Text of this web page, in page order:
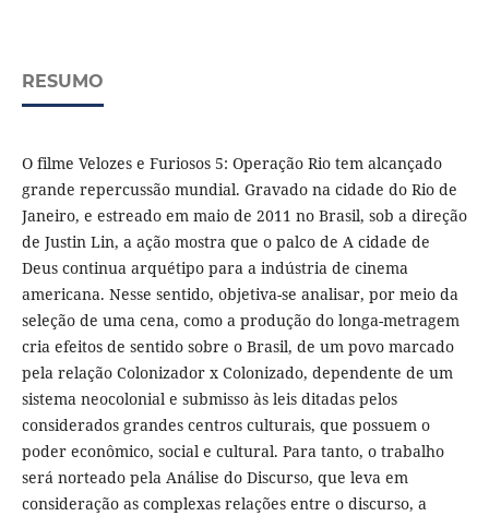
RESUMO
O filme Velozes e Furiosos 5: Operação Rio tem alcançado
grande repercussão mundial. Gravado na cidade do Rio de
Janeiro, e estreado em maio de 2011 no Brasil, sob a direção
de Justin Lin, a ação mostra que o palco de A cidade de
Deus continua arquétipo para a indústria de cinema
americana. Nesse sentido, objetiva-se analisar, por meio da
seleção de uma cena, como a produção do longa-metragem
cria efeitos de sentido sobre o Brasil, de um povo marcado
pela relação Colonizador x Colonizado, dependente de um
sistema neocolonial e submisso às leis ditadas pelos
considerados grandes centros culturais, que possuem o
poder econômico, social e cultural. Para tanto, o trabalho
será norteado pela Análise do Discurso, que leva em
consideração as complexas relações entre o discurso, a